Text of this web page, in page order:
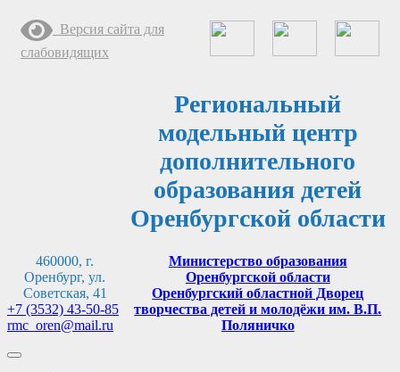
содержимому
Версия сайта для
слабовидящих
Региональный
модельный центр
дополнительного
образования детей
Оренбургской области
460000, г.
Оренбург, ул.
Советская, 41
+7 (3532) 43-50-85
rmc_oren@mail.ru
Министерство образования
Оренбургской области
Оренбургский областной Дворец
творчества детей и молодёжи им. В.П.
Поляничко